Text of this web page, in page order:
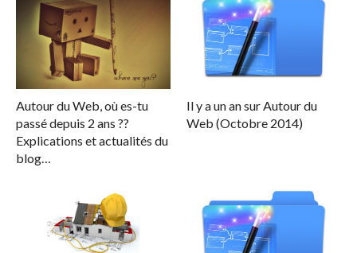
Autour du Web, où es-tu
passé depuis 2 ans ??
Explications et actualités du
blog…
Il y a un an sur Autour du
Web (Octobre 2014)